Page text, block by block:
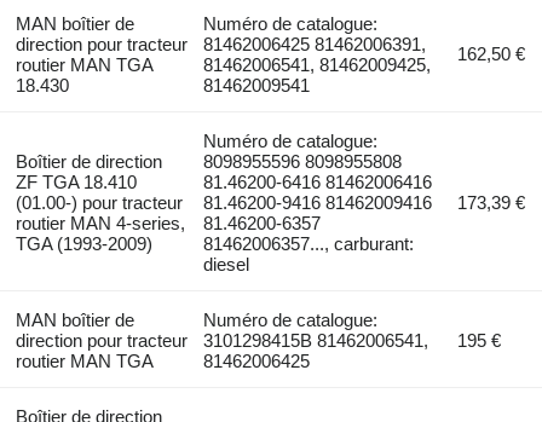
MAN boîtier de
direction pour tracteur
routier MAN TGA
18.430
Numéro de catalogue:
81462006425 81462006391,
81462006541, 81462009425,
81462009541
162,50 €
Boîtier de direction
ZF TGA 18.410
(01.00-) pour tracteur
routier MAN 4-series,
TGA (1993-2009)
Numéro de catalogue:
8098955596 8098955808
81.46200-6416 81462006416
81.46200-9416 81462009416
81.46200-6357
81462006357..., carburant:
diesel
173,39 €
MAN boîtier de
direction pour tracteur
routier MAN TGA
Numéro de catalogue:
3101298415B 81462006541,
81462006425
195 €
Boîtier de direction